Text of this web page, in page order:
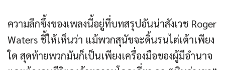
ความลึกซึ้งของเพลงนี้อยู่ที่บทสรุปอันน่าสังเวช Roger
Waters ชี้ให้เห็นว่า แม้พวกสุนัขจะดิ้นรนไต่เต้าเพียง
ใด สุดท้ายพวกมันก็เป็นเพียงเครื่องมือของผู้มีอำนาจ